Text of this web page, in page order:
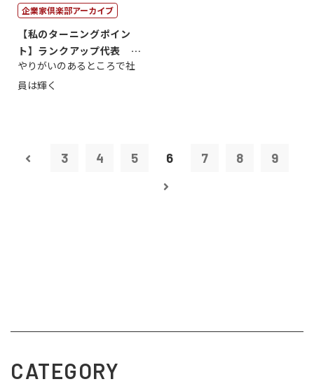
企業家倶楽部アーカイブ
【私のターニングポイン
ト】ランクアップ代表 岩
崎裕美子
やりがいのあるところで社
員は輝く
3 4 5 6 7 8 9
CATEGORY